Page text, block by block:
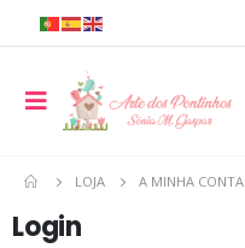
LOJA A MINHA CONTA
Login